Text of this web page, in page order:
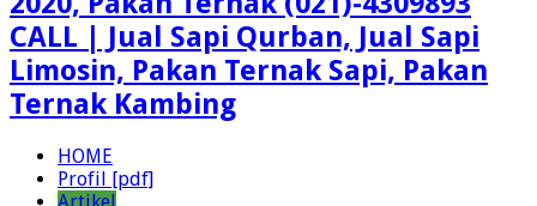
CALL | Jual Sapi Qurban, Jual Sapi
Limosin, Pakan Ternak Sapi, Pakan
Ternak Kambing
HOME
Profil [pdf]